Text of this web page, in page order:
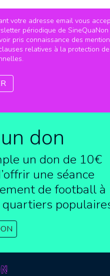
votre adresse email vous
périodique de SineQuaNon
pris connaissance des
relatives à la protection
don
un don de 10€
une séance
de football à